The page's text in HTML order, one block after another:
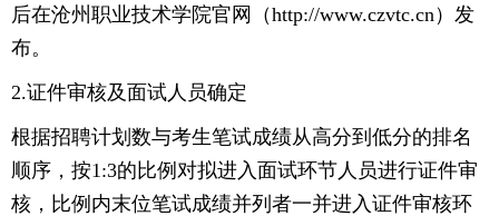
后在沧州职业技术学院官网（http://www.czvtc.cn）发
布。
2.证件审核及面试人员确定
根据招聘计划数与考生笔试成绩从高分到低分的排名
顺序，按1:3的比例对拟进入面试环节人员进行证件审
核，比例内末位笔试成绩并列者一并进入证件审核环